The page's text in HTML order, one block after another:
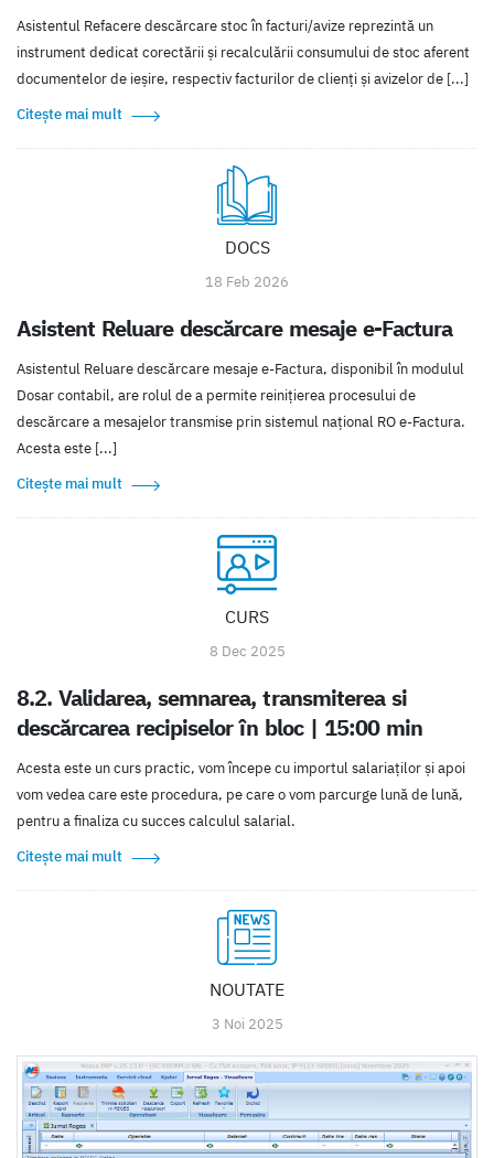
Asistentul Refacere descărcare stoc în facturi/avize reprezintă un
instrument dedicat corectării și recalculării consumului de stoc aferent
documentelor de ieșire, respectiv facturilor de clienți și avizelor de [...]
Citește mai mult
DOCS
18 Feb 2026
Asistent Reluare descărcare mesaje e-Factura
Asistentul Reluare descărcare mesaje e-Factura, disponibil în modulul
Dosar contabil, are rolul de a permite reinițierea procesului de
descărcare a mesajelor transmise prin sistemul național RO e-Factura.
Acesta este [...]
Citește mai mult
CURS
8 Dec 2025
8.2. Validarea, semnarea, transmiterea si
descărcarea recipiselor în bloc | 15:00 min
Acesta este un curs practic, vom începe cu importul salariaţilor şi apoi
vom vedea care este procedura, pe care o vom parcurge lună de lună,
pentru a finaliza cu succes calculul salarial.
Citește mai mult
NOUTATE
3 Noi 2025